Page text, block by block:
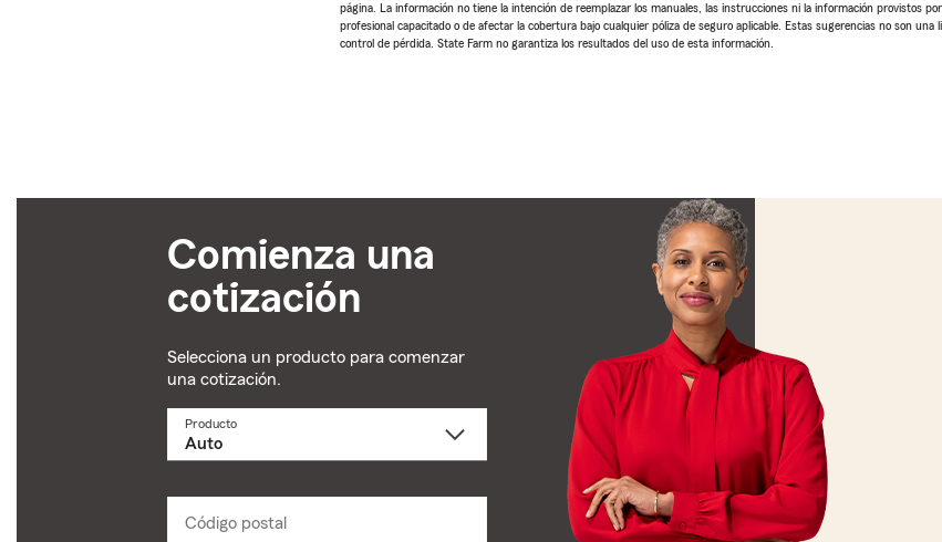
página. La información no tiene la intención de reemplazar los manuales, las instrucciones ni la información provistos
profesional capacitado o de afectar la cobertura bajo cualquier póliza de seguro aplicable. Estas sugerencias no son una
control de pérdida. State Farm no garantiza los resultados del uso de esta información.
Comienza una
cotización
Selecciona un producto para comenzar
una cotización.
Producto
dropdown
Código postal